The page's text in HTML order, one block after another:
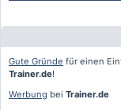
Gute Gründe für einen
Trainer.de!
Werbung bei Trainer.de